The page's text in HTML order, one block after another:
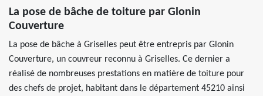
La pose de bâche de toiture par Glonin
Couverture
La pose de bâche à Griselles peut être entrepris par Glonin
Couverture, un couvreur reconnu à Griselles. Ce dernier a
réalisé de nombreuses prestations en matière de toiture pour
des chefs de projet, habitant dans le département 45210 ainsi